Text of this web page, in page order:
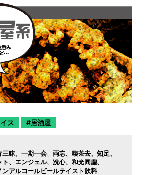
ス 居酒屋
三昧 一期一会 両忘 喫茶去
知足
ト エンジェル 洗心
和光同塵
ンアルコールビールテイスト飲料